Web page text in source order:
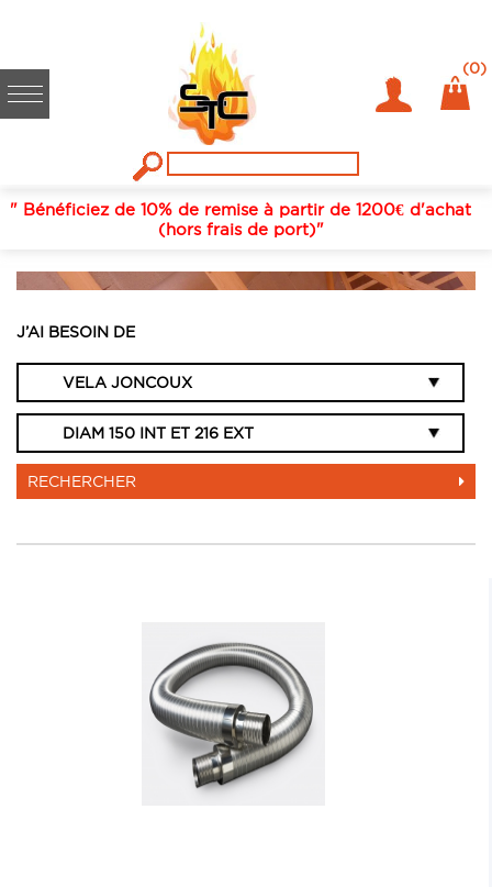
(0)
" Bénéficiez de 10% de remise à partir de 1200€ d'achat
(hors frais de port)"
VELA JONCOUX, DIAM 150 INT ET 216
J’AI BESOIN DE
RECHERCHER